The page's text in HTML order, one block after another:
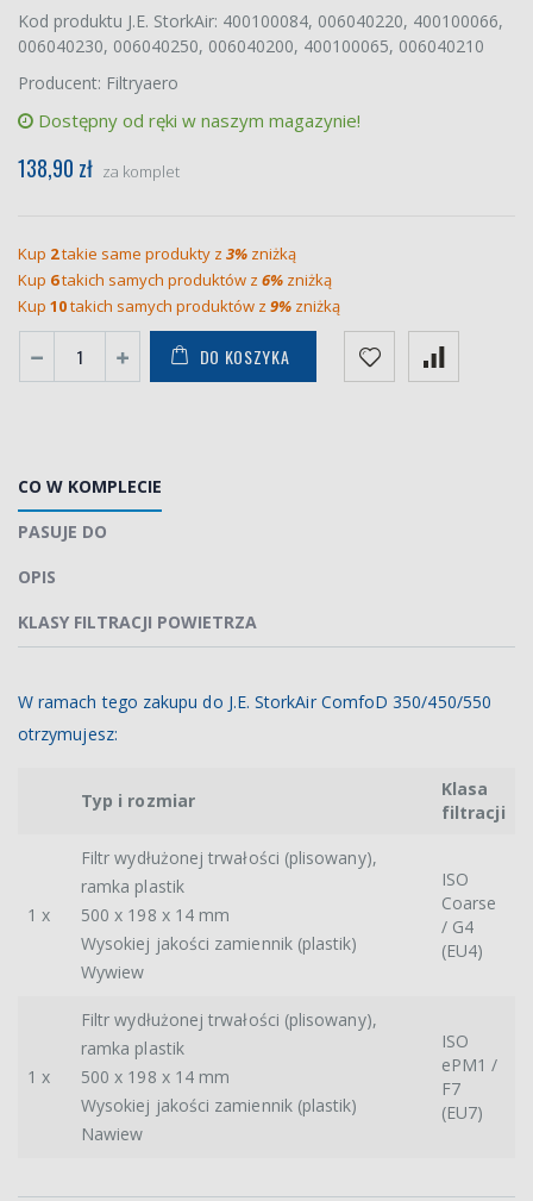
Kod produktu J.E. StorkAir: 400100084, 006040220, 400100066,
006040230, 006040250, 006040200, 400100065, 006040210
Producent: Filtryaero
Dostępny od ręki w naszym magazynie!
138,90 zł za komplet
Kup 2takie same produkty z 3% zniżką
Kup 6takich samych produktów z 6% zniżką
Kup 10takich samych produktów z 9% zniżką
DO KOSZYKA
CO W KOMPLECIE
PASUJE DO
OPIS
KLASY FILTRACJI POWIETRZA
W ramach tego zakupu do J.E. StorkAir ComfoD 350/450/550
otrzymujesz:
Typ i rozmiar
Klasa
filtracji
1 x
Filtr wydłużonej trwałości (plisowany),
ramka plastik
500 x 198 x 14 mm
Wysokiej jakości zamiennik (plastik)
Wywiew
ISO
Coarse
/ G4
(EU4)
1 x
Filtr wydłużonej trwałości (plisowany),
ramka plastik
500 x 198 x 14 mm
Wysokiej jakości zamiennik (plastik)
Nawiew
ISO
ePM1 /
F7
(EU7)